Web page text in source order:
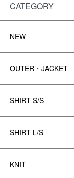
CATEGORY
NEW
OUTER・JACKET
SHIRT S/S
SHIRT L/S
KNIT